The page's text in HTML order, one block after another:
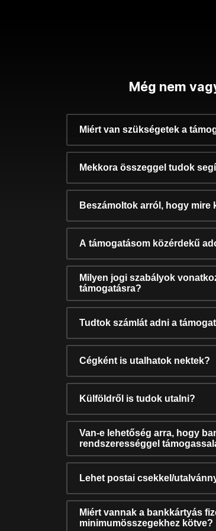
Még nem
Miért van szükségetek a
Mekkora összeggel tudok
Beszámoltok arról, hogy mire
A támogatásom közérdekű
Milyen jogi szabályok
támogatásra?
Tudtok számlát adni a
Cégként is utalhatok nektek?
Külföldről is tudok utalni?
Van-e lehetőség arra, hogy
rendszerességgel
Lehet postai csekkel/
Miért vannak a bankkártyás
minimumösszegekhez kötve?